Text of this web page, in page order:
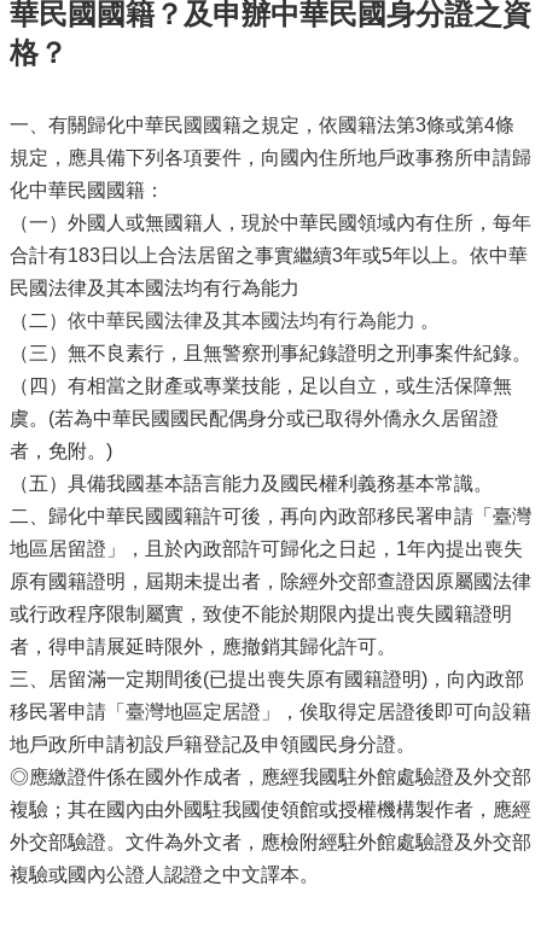
華民國國籍？及申辦中華民國身分證之資
格？
一、有關歸化中華民國國籍之規定，依國籍法第3條或第4條
規定，應具備下列各項要件，向國內住所地戶政事務所申請歸
化中華民國國籍：
（一）外國人或無國籍人，現於中華民國領域內有住所，每年
合計有183日以上合法居留之事實繼續3年或5年以上。依中華
民國法律及其本國法均有行為能力
（二） 依中華民國法律及其本國法均有行為能力 。
（三）無不良素行，且無警察刑事紀錄證明之刑事案件紀錄。
（四）有相當之財產或專業技能，足以自立，或生活保障無
虞。(若為中華民國國民配偶身分或已取得外僑永久居留證
者，免附。)
（五）具備我國基本語言能力及國民權利義務基本常識。
二、歸化中華民國國籍許可後，再向內政部移民署申請「臺灣
地區居留證」，且於內政部許可歸化之日起，1年內提出喪失
原有國籍證明，屆期未提出者，除經外交部查證因原屬國法律
或行政程序限制屬實，致使不能於期限內提出喪失國籍證明
者，得申請展延時限外，應撤銷其歸化許可。
三、居留滿一定期間後(已提出喪失原有國籍證明)，向內政部
移民署申請「臺灣地區定居證」，俟取得定居證後即可向設籍
地戶政所申請初設戶籍登記及申領國民身分證。
◎應繳證件係在國外作成者，應經我國駐外館處驗證及外交部
複驗；其在國內由外國駐我國使領館或授權機構製作者，應經
外交部驗證。文件為外文者，應檢附經駐外館處驗證及外交部
複驗或國內公證人認證之中文譯本。